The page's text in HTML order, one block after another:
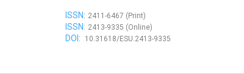
ISSN: 2411-6467 (Print)
ISSN: 2413-9335 (Online)
DOI: 10.31618/ESU.2413-9335